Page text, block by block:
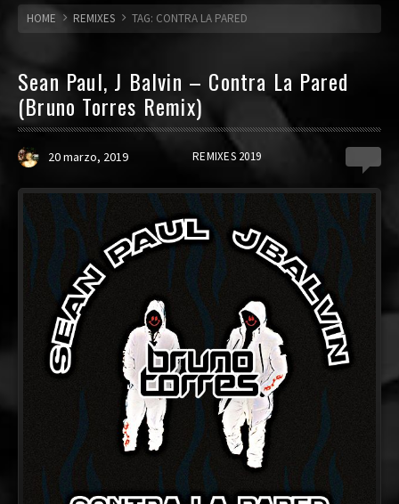
HOME REMIXES TAG: CONTRA LA PARED
Sean Paul, J Balvin – Contra La Pared
(Bruno Torres Remix)
20 marzo, 2019 REMIXES 2019